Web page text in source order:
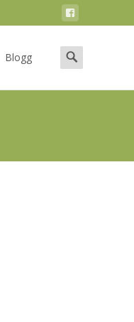
Blogg
Search
for: